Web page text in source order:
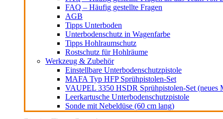
FAQ – Häufig gestellte Fragen
AGB
Tipps Unterboden
Unterbodenschutz in Wagenfarbe
Tipps Hohlraumschutz
Rostschutz für Hohlräume
Werkzeug & Zubehör
Einstellbare Unterbodenschutzpistole
MAFA Typ HFP Sprühpistolen-Set
VAUPEL 3350 HSDR Sprühpistolen-Set (neues
Leerkartusche Unterbodenschutzpistole
Sonde mit Nebeldüse (60 cm lang)